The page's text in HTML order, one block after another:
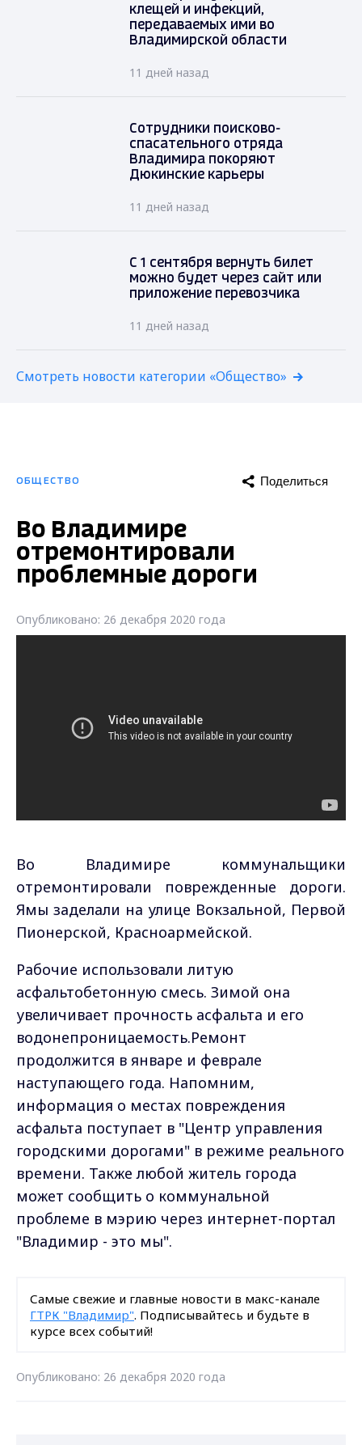
клещей и инфекций,
передаваемых ими во
Владимирской области
11 дней назад
Сотрудники поисково-
спасательного отряда
Владимира покоряют
Дюкинские карьеры
11 дней назад
С 1 сентября вернуть билет
можно будет через сайт или
приложение перевозчика
11 дней назад
Смотреть новости категории «Общество»
ОБЩЕСТВО Поделиться
Во Владимире
отремонтировали
проблемные дороги
Опубликовано: 26 декабря 2020 года
Во Владимире коммунальщики
отремонтировали поврежденные дороги.
Ямы заделали на улице Вокзальной, Первой
Пионерской, Красноармейской.
Рабочие использовали литую
асфальтобетонную смесь. Зимой она
увеличивает прочность асфальта и его
водонепроницаемость.Ремонт
продолжится в январе и феврале
наступающего года. Напомним,
информация о местах повреждения
асфальта поступает в "Центр управления
городскими дорогами" в режиме реального
времени. Также любой житель города
может сообщить о коммунальной
проблеме в мэрию через интернет-портал
"Владимир - это мы".
Самые свежие и главные новости в макс-канале
ГТРК "Владимир". Подписывайтесь и будьте в
курсе всех событий!
Опубликовано: 26 декабря 2020 года